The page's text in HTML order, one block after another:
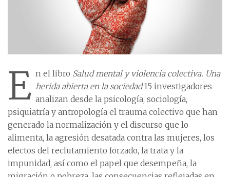
E n el libro Salud mental y violencia colectiva. Una
herida abierta en la sociedad15 investigadores
analizan desde la psicología, sociología,
psiquiatría y antropología el trauma colectivo que han
generado la normalización y el discurso que lo
alimenta, la agresión desatada contra las mujeres, los
efectos del reclutamiento forzado, la trata y la
impunidad, así como el papel que desempeña, la